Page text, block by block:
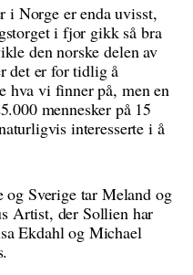
Norge er enda uvisst,
i fjor gikk så bra
den norske delen av
det er for tidlig å
hva vi finner på, men en
mennesker på 15
interesserte i å
og Sverige tar Meland og
Artist, der Sollien har
Ekdahl og Michael